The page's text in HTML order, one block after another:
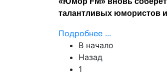
талантливых юмористов
Подробнее ...
В начало
Назад
1